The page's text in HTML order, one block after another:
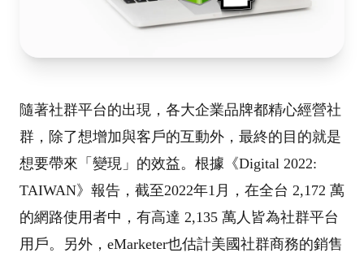
隨著社群平台的出現，各大企業品牌都精心經營社
群，除了想增加與客戶的互動外，最終的目的就是
想要帶來「變現」的效益。根據《Digital 2022:
TAIWAN》報告，截至2022年1月，在全台 2,172 萬
的網路使用者中，有高達 2,135 萬人皆為社群平台
用戶。另外，eMarketer也估計美國社群商務的銷售